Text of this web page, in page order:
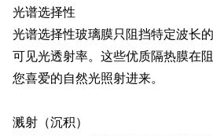
光谱选择性
光谱选择性玻璃膜只阻挡特定波长
可见光透射率。这些优质隔热膜在
您喜爱的自然光照射进来。
溅射（沉积）